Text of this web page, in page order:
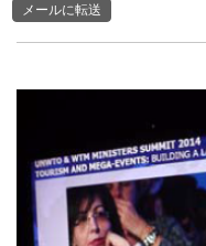
メールに転送